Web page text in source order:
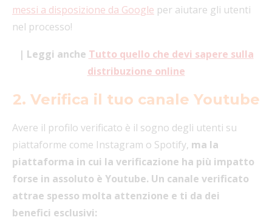
messi a disposizione da Google per aiutare gli utenti
nel processo!
| Leggi anche Tutto quello che devi sapere sulla
distribuzione online
2. Verifica il tuo canale Youtube
Avere il profilo verificato è il sogno degli utenti su
piattaforme come Instagram o Spotify, ma la
piattaforma in cui la verificazione ha più impatto
forse in assoluto è Youtube. Un canale verificato
attrae spesso molta attenzione e ti da dei
benefici esclusivi: